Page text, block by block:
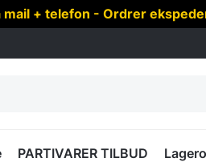
+ telefon - Ordrer
PARTIVARER TILBUD